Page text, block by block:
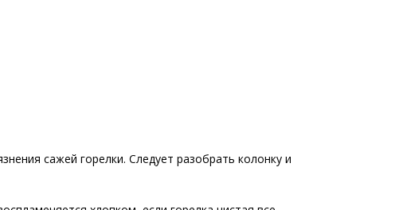
сажей горелки. Следует разобрать колонку и